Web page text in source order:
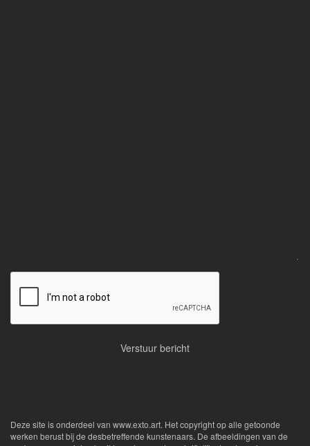
Deze site is onderdeel van www.exto.art. Het copyright op alle getoonde
werken berust bij de desbetreffende kunstenaars. De afbeeldingen van de